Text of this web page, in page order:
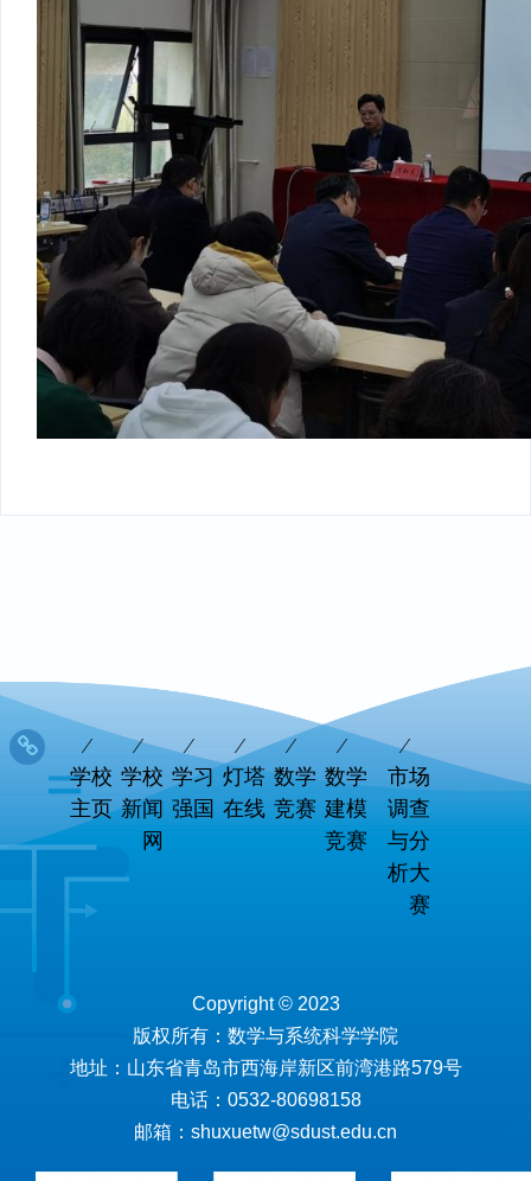
学校
主页
学校
新闻
网
学习
强国
灯塔
在线
数学
竞赛
数学
建模
竞赛
市场
调查
与分
析大
赛
Copyright © 2023
版权所有：数学与系统科学学院
地址：山东省青岛市西海岸新区前湾港路579号
电话：0532-80698158
邮箱：shuxuetw@sdust.edu.cn